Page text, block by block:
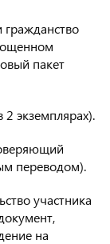
пакет
экземплярах).
переводом).
участника
на